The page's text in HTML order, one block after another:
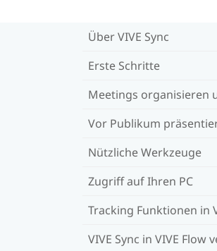
Über VIVE Sync
Erste Schritte
Meetings organisieren
Vor Publikum
Nützliche Werkzeuge
Zugriff auf Ihren PC
Tracking Funktionen in
VIVE Sync in VIVE Flow